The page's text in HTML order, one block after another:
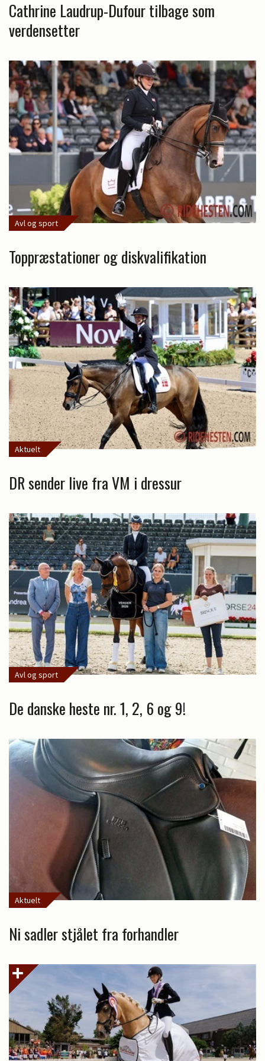
Cathrine Laudrup-Dufour tilbage som
verdensetter
Avl og sport
Toppræstationer og diskvalifikation
Aktuelt
DR sender live fra VM i dressur
Avl og sport
De danske heste nr. 1, 2, 6 og 9!
Aktuelt
Ni sadler stjålet fra forhandler